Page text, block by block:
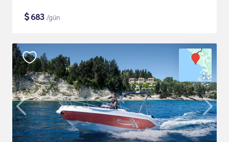
$683 /gün